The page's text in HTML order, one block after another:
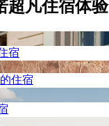
超凡住宿体验
宿
住宿